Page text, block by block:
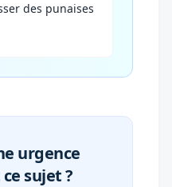
des punaises
urgence
sujet ?